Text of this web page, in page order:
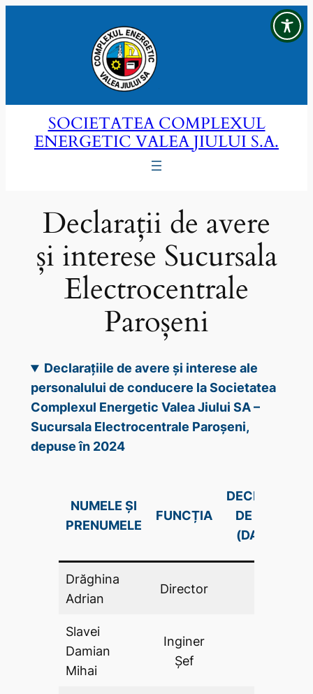
SOCIETATEA COMPLEXUL
ENERGETIC VALEA JIULUI S.A.
Declarații de avere
și interese Sucursala
Electrocentrale
Paroșeni
Declarațiile de avere și interese ale
personalului de conducere la Societatea
Complexul Energetic Valea Jiului SA –
Sucursala Electrocentrale Paroșeni,
depuse în 2024
NUMELE ȘI
PRENUMELE
FUNCȚIA
DECLARAŢIE
DE AVERE
(DA .PDF)
Drăghina
Adrian
Director
Slavei
Damian
Mihai
Inginer
Șef